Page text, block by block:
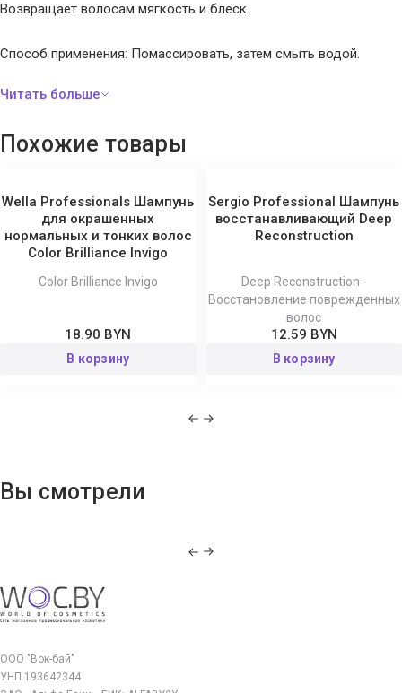
Возвращает волосам мягкость и блеск.
Способ применения: Помассировать, затем смыть водой.
Похожие товары
Wella Professionals Шампунь
для окрашенных
нормальных и тонких волос
Color Brilliance Invigo
Color Brilliance Invigo
18.90 BYN
В корзину
Sergio Professional Шампунь
восстанавливающий Deep
Reconstruction
Deep Reconstruction -
Восстановление поврежденных
волос
12.59 BYN
В корзину
Вы смотрели
ООО "Вок-бай"
УНП 193642344